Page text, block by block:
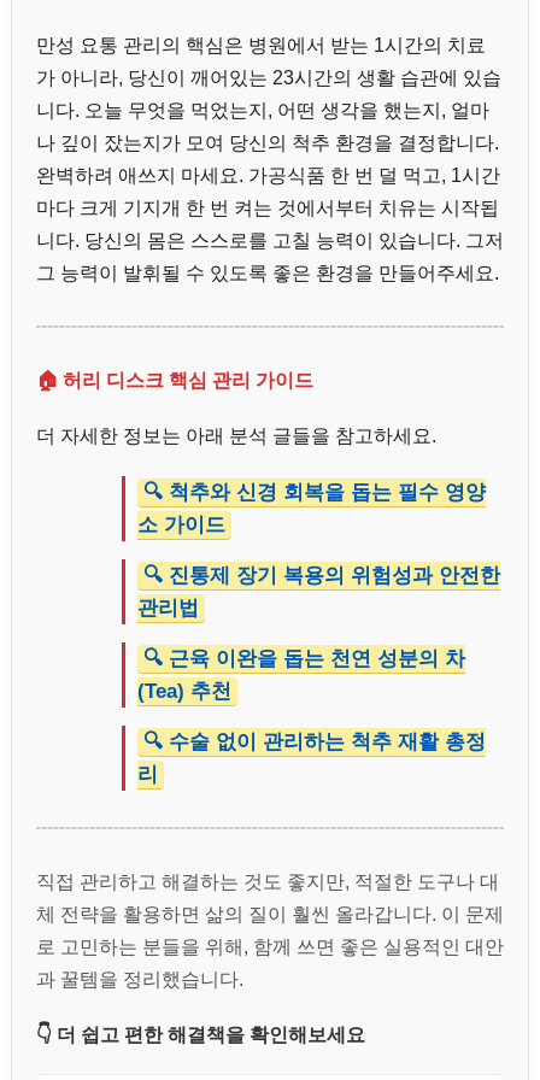
만성 요통 관리의 핵심은 병원에서 받는 1시간의 치료
가 아니라, 당신이 깨어있는 23시간의 생활 습관에 있습
니다. 오늘 무엇을 먹었는지, 어떤 생각을 했는지, 얼마
나 깊이 잤는지가 모여 당신의 척추 환경을 결정합니다.
완벽하려 애쓰지 마세요. 가공식품 한 번 덜 먹고, 1시간
마다 크게 기지개 한 번 켜는 것에서부터 치유는 시작됩
니다. 당신의 몸은 스스로를 고칠 능력이 있습니다. 그저
그 능력이 발휘될 수 있도록 좋은 환경을 만들어주세요.
🏠 허리 디스크 핵심 관리 가이드
더 자세한 정보는 아래 분석 글들을 참고하세요.
🔍 척추와 신경 회복을 돕는 필수 영양
소 가이드
🔍 진통제 장기 복용의 위험성과 안전한
관리법
🔍 근육 이완을 돕는 천연 성분의 차
(Tea) 추천
🔍 수술 없이 관리하는 척추 재활 총정
리
직접 관리하고 해결하는 것도 좋지만, 적절한 도구나 대
체 전략을 활용하면 삶의 질이 훨씬 올라갑니다. 이 문제
로 고민하는 분들을 위해, 함께 쓰면 좋은 실용적인 대안
과 꿀템을 정리했습니다.
👇 더 쉽고 편한 해결책을 확인해보세요